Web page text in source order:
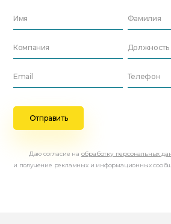
Даю согласие на обработку персональных
и получение рекламных и информационных